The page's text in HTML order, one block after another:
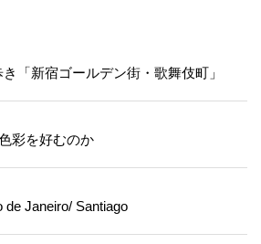
「新宿ゴールデン街・歌舞伎町」
彩を好むのか
Janeiro/ Santiago